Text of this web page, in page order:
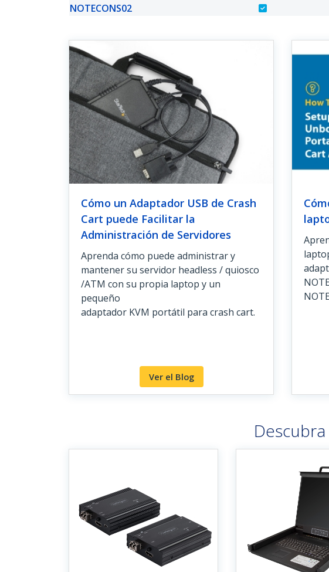
NOTECONS02
Cómo un Adaptador USB de Crash
Cart puede Facilitar la
Administración de Servidores
Aprenda cómo puede administrar y
mantener su servidor headless / quiosco
/ATM con su propia laptop y un
pequeño
adaptador KVM portátil para crash cart.
Ver el Blog